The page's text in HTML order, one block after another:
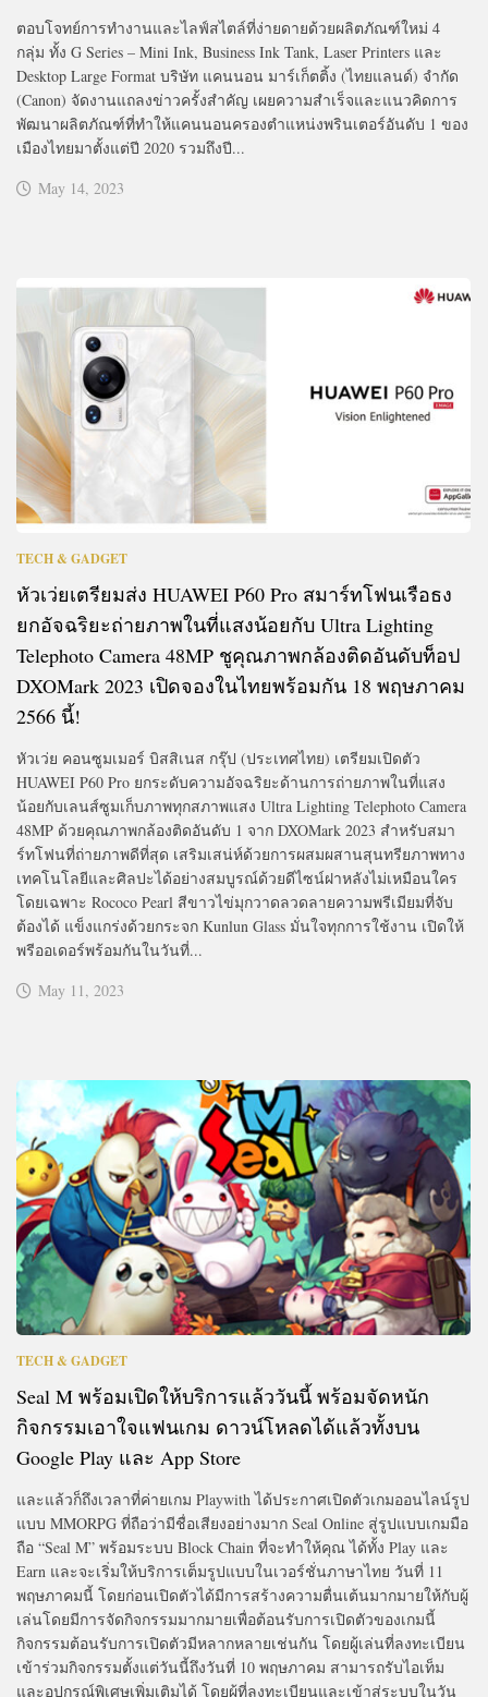
ตอบโจทย์การทำงานและไลฟ์สไตล์ที่ง่ายดายด้วยผลิตภัณฑ์ใหม่ 4
กลุ่ม ทั้ง G Series – Mini Ink, Business Ink Tank, Laser Printers และ
Desktop Large Format บริษัท แคนนอน มาร์เก็ตติ้ง (ไทยแลนด์) จำกัด
(Canon) จัดงานแถลงข่าวครั้งสำคัญ เผยความสำเร็จและแนวคิดการ
พัฒนาผลิตภัณฑ์ที่ทำให้แคนนอนครองตำแหน่งพรินเตอร์อันดับ 1 ของ
เมืองไทยมาตั้งแต่ปี 2020 รวมถึงปี...
May 14, 2023
TECH & GADGET
หัวเว่ยเตรียมส่ง HUAWEI P60 Pro สมาร์ทโฟนเรือธง
ยกอัจฉริยะถ่ายภาพในที่แสงน้อยกับ Ultra Lighting
Telephoto Camera 48MP ชูคุณภาพกล้องติดอันดับท็อป
DXOMark 2023 เปิดจองในไทยพร้อมกัน 18 พฤษภาคม
2566 นี้!
หัวเว่ย คอนซูมเมอร์ บิสสิเนส กรุ๊ป (ประเทศไทย) เตรียมเปิดตัว
HUAWEI P60 Pro ยกระดับความอัจฉริยะด้านการถ่ายภาพในที่แสง
น้อยกับเลนส์ซูมเก็บภาพทุกสภาพแสง Ultra Lighting Telephoto Camera
48MP ด้วยคุณภาพกล้องติดอันดับ 1 จาก DXOMark 2023 สำหรับสมา
ร์ทโฟนที่ถ่ายภาพดีที่สุด เสริมเสน่ห์ด้วยการผสมผสานสุนทรียภาพทาง
เทคโนโลยีและศิลปะได้อย่างสมบูรณ์ด้วยดีไซน์ฝาหลังไม่เหมือนใคร
โดยเฉพาะ Rococo Pearl สีขาวไข่มุกวาดลวดลายความพรีเมียมที่จับ
ต้องได้ แข็งแกร่งด้วยกระจก Kunlun Glass มั่นใจทุกการใช้งาน เปิดให้
พรีออเดอร์พร้อมกันในวันที่...
May 11, 2023
TECH & GADGET
Seal M พร้อมเปิดให้บริการแล้ววันนี้ พร้อมจัดหนัก
กิจกรรมเอาใจแฟนเกม ดาวน์โหลดได้แล้วทั้งบน
Google Play และ App Store
และแล้วก็ถึงเวลาที่ค่ายเกม Playwith ได้ประกาศเปิดตัวเกมออนไลน์รูป
แบบ MMORPG ที่ถือว่ามีชื่อเสียงอย่างมาก Seal Online สู่รูปแบบเกมมือ
ถือ “Seal M” พร้อมระบบ Block Chain ที่จะทำให้คุณ ได้ทั้ง Play และ
Earn และจะเริ่มให้บริการเต็มรูปแบบในเวอร์ชั่นภาษาไทย วันที่ 11
พฤษภาคมนี้ โดยก่อนเปิดตัวได้มีการสร้างความตื่นเต้นมากมายให้กับผู้
เล่นโดยมีการจัดกิจกรรมมากมายเพื่อต้อนรับการเปิดตัวของเกมนี้
กิจกรรมต้อนรับการเปิดตัวมีหลากหลายเช่นกัน โดยผู้เล่นที่ลงทะเบียน
เข้าร่วมกิจกรรมตั้งแต่วันนี้ถึงวันที่ 10 พฤษภาคม สามารถรับไอเท็ม
และอุปกรณ์พิเศษเพิ่มเติมได้ โดยผู้ที่ลงทะเบียนและเข้าสู่ระบบในวัน